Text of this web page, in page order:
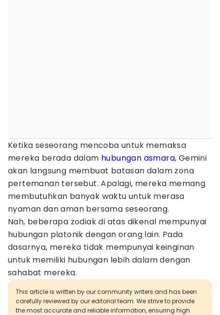
Ketika seseorang mencoba untuk memaksa
mereka berada dalam hubungan asmara, Gemini
akan langsung membuat batasan dalam zona
pertemanan tersebut. Apalagi, mereka memang
membutuhkan banyak waktu untuk merasa
nyaman dan aman bersama seseorang.
Nah, beberapa zodiak di atas dikenal mempunyai
hubungan platonik dengan orang lain. Pada
dasarnya, mereka tidak mempunyai keinginan
untuk memiliki hubungan lebih dalam dengan
sahabat mereka.
This article is written by our community writers and has been
carefully reviewed by our editorial team. We strive to provide
the most accurate and reliable information, ensuring high